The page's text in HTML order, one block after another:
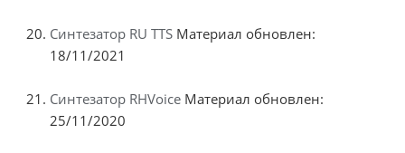
Синтезатор RU TTS Материал обновлен:
18/11/2021
Синтезатор RHVoice Материал обновлен:
25/11/2020